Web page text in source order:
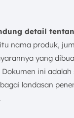
detail
nama produk,
yang
ini
landasan